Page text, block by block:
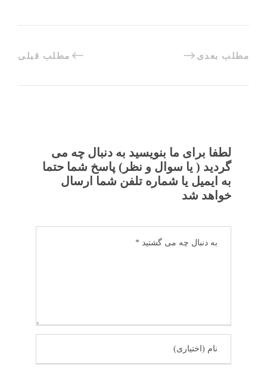
مطلب قبلی مطلب بعدی
لطفا برای ما بنویسید به دنبال چه می
گردید ( یا سوال و نظر) پاسخ شما حتما
به ایمیل یا شماره تلفن شما ارسال
خواهد شد